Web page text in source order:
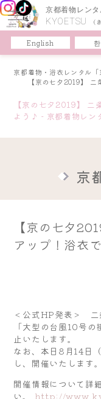
京都着物レンタ
KYOETSU (
English
京都着物・浴衣レンタル
【京の七夕2019】
【京の七夕2019】 二
よう♪ - 京都着物レン
京
【京の七夕
アップ！浴衣
＜公式HP発表＞ 二
「大型の台風10号
止いたします。
なお、本日8月14日
し、開催いたします。
開催情報について詳
い。 http://